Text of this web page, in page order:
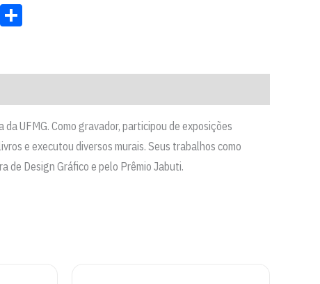
Facebook
UFMG. Como gravador, participou de exposições
e executou diversos murais. Seus trabalhos como
de Design Gráfico e pelo Prêmio Jabuti.